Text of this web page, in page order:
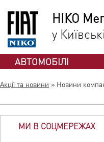
НІКО
у
АВТОМОБІЛІ
Акції та новини » Новини
МИ В СОЦМЕРЕЖАХ